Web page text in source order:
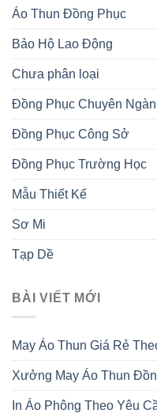
Áo Thun Đồng Phục
Bảo Hộ Lao Động
Chưa phân loại
Đồng Phục Chuyên
Đồng Phục Công Sở
Đồng Phục Trường Học
Mẫu Thiết Kế
Sơ Mi
Tạp Dề
BÀI VIẾT MỚI
May Áo Thun Giá Rẻ
Xưởng May Áo Thun
In Áo Phông Theo Yêu